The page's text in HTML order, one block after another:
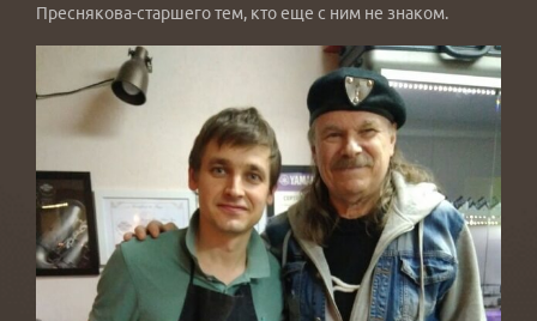
Преснякова-старшего тем, кто еще с ним не знаком.